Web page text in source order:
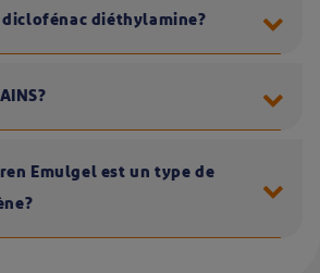
diclofénac diéthylamine?
Emulgel est un type de